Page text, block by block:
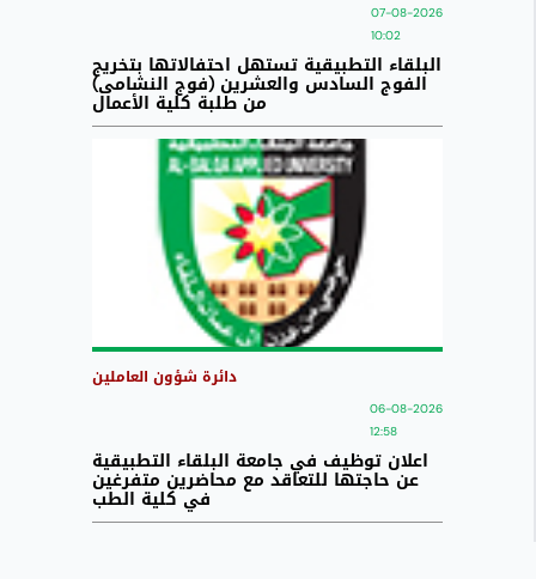
07-08-2026
10:02
البلقاء التطبيقية تستهل احتفالاتها بتخريج
الفوج السادس والعشرين (فوج النشامى)
من طلبة كلية الأعمال
دائرة شؤون العاملين
06-08-2026
12:58
اعلان توظيف في جامعة البلقاء التطبيقية
عن حاجتها للتعاقد مع محاضرين متفرغين
في كلية الطب